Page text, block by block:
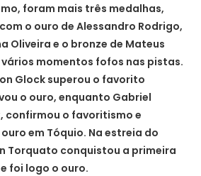
foram mais três medalhas,
o ouro de Alessandro Rodrigo,
Oliveira e o bronze de Mateus
vários momentos fofos nas pistas.
Glock superou o favorito
o ouro, enquanto Gabriel
confirmou o favoritismo e
em Tóquio. Na estreia do
Torquato conquistou a primeira
foi logo o ouro.